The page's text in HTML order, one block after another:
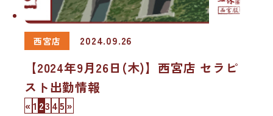
西宮店 2024.09.26
【2024年9月26日(木)】西宮店 セラピ
スト出勤情報
«1 23 45 »